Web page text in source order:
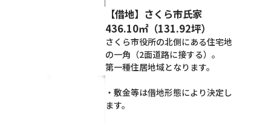
【借地】さくら市氏家
436.10㎡（131.92坪）
さくら市役所の北側にある住宅地
の一角（2面道路に接する）。
第一種住居地域となります。
・敷金等は借地形態により決定し
ます。